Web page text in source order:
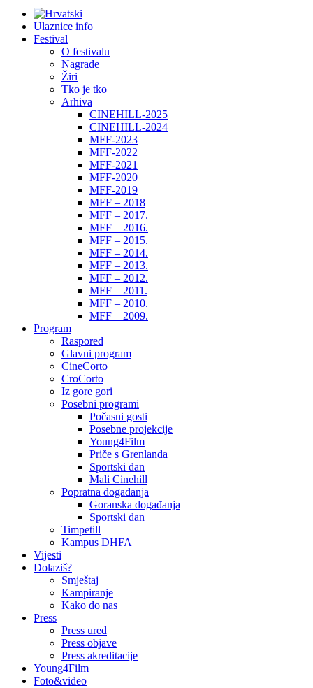
Ulaznice info
Festival
O festivalu
Nagrade
Žiri
Tko je tko
Arhiva
CINEHILL-2025
CINEHILL-2024
MFF-2023
MFF-2022
MFF-2021
MFF-2020
MFF-2019
MFF – 2018
MFF – 2017.
MFF – 2016.
MFF – 2015.
MFF – 2014.
MFF – 2013.
MFF – 2012.
MFF – 2011.
MFF – 2010.
MFF – 2009.
Program
Raspored
Glavni program
CineCorto
CroCorto
Iz gore gori
Posebni programi
Počasni gosti
Posebne projekcije
Young4Film
Priče s Grenlanda
Sportski dan
Mali Cinehill
Popratna događanja
Goranska događanja
Sportski dan
Timpetill
Kampus DHFA
Vijesti
Dolaziš?
Smještaj
Kampiranje
Kako do nas
Press
Press ured
Press objave
Press akreditacije
Young4Film
Foto&video